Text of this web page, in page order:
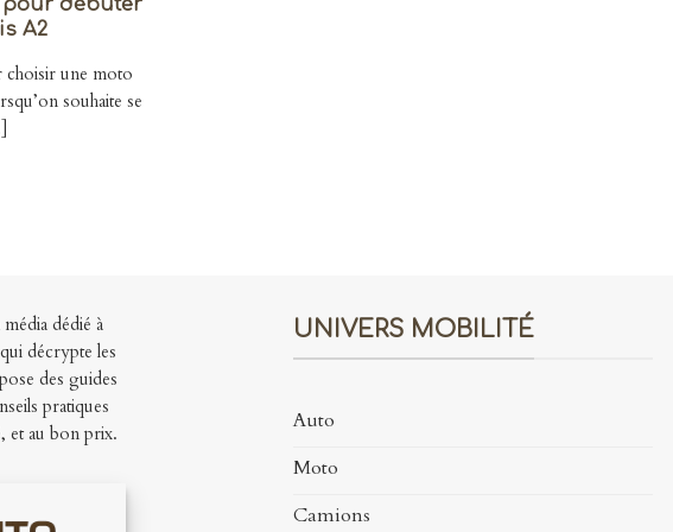
A2
choisir une moto
souhaite se
dédié à
décrypte les
des guides
pratiques
et au bon prix.
UNIVERS MOBILITÉ
Auto
Moto
Camions